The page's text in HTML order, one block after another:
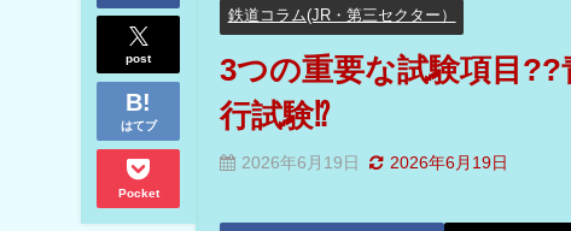
post
はてブ
Pocket
鉄道コラム(JR・第三セクター）
3つの重要な試験項目
行試験⁉
2026年6月19日 2026年6月19日